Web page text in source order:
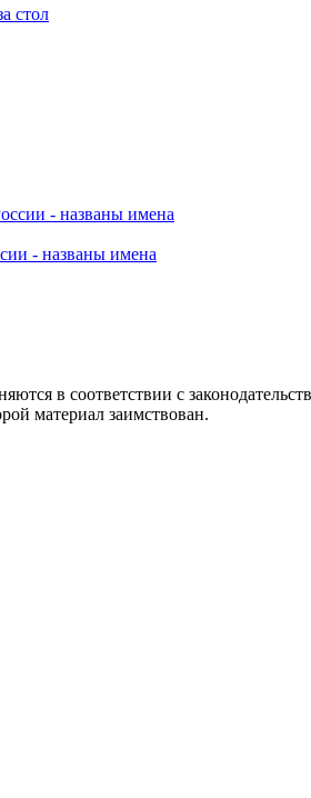
стол
- названы имена
в соответствии с
материал заимствован.